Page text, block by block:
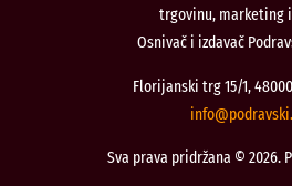
trgovinu, marketing
Osnivač i izdavač
Florijanski trg 15/1,
@ofni
Sva prava pridržana © 2026.